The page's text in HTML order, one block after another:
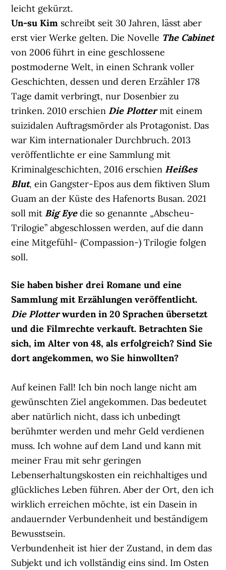
leicht gekürzt.
Un-su Kim schreibt seit 30 Jahren, lässt aber
erst vier Werke gelten. Die Novelle The Cabinet
von 2006 führt in eine geschlossene
postmoderne Welt, in einen Schrank voller
Geschichten, dessen und deren Erzähler 178
Tage damit verbringt, nur Dosenbier zu
trinken. 2010 erschien Die Plottermit einem
suizidalen Auftragsmörder als Protagonist. Das
war Kim internationaler Durchbruch. 2013
veröffentlichte er eine Sammlung mit
Kriminalgeschichten, 2016 erschien Heißes
Blut, ein Gangster-Epos aus dem fiktiven Slum
Guam an der Küste des Hafenorts Busan. 2021
soll mit Big Eyedie so genannte „Abscheu-
Trilogie” abgeschlossen werden, auf die dann
eine Mitgefühl- (Compassion-) Trilogie folgen
soll.
Sie haben bisher drei Romane und eine
Sammlung mit Erzählungen veröffentlicht.
Die Plotterwurden in 20 Sprachen übersetzt
und die Filmrechte verkauft. Betrachten Sie
sich, im Alter von 48, als erfolgreich? Sind Sie
dort angekommen, wo Sie hinwollten?
Auf keinen Fall! Ich bin noch lange nicht am
gewünschten Ziel angekommen. Das bedeutet
aber natürlich nicht, dass ich unbedingt
berühmter werden und mehr Geld verdienen
muss. Ich wohne auf dem Land und kann mit
meiner Frau mit sehr geringen
Lebenserhaltungskosten ein reichhaltiges und
glückliches Leben führen. Aber der Ort, den ich
wirklich erreichen möchte, ist ein Dasein in
andauernder Verbundenheit und beständigem
Bewusstsein.
Verbundenheit ist hier der Zustand, in dem das
Subjekt und ich vollständig eins sind. Im Osten